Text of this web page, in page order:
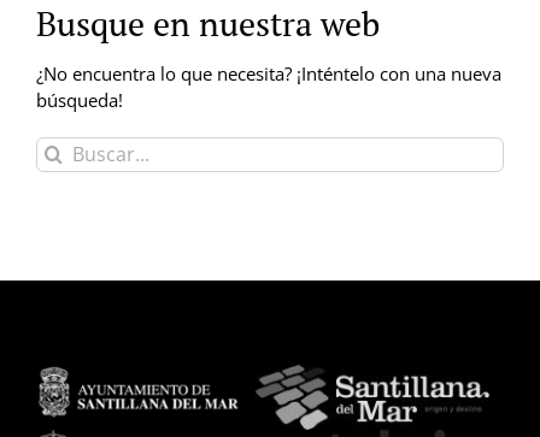
Busque en nuestra web
¿No encuentra lo que necesita? ¡Inténtelo con una nueva
búsqueda!
Buscar: